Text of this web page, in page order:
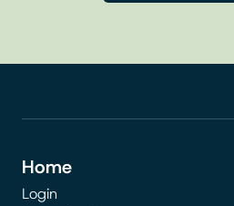
Home
Login